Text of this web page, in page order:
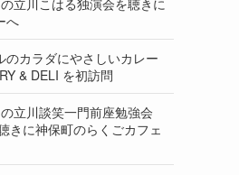
へ
のカラダにやさしいカレー
& DELI を初訪問
立川談笑一門前座勉強会
きに神保町のらくごカフェ